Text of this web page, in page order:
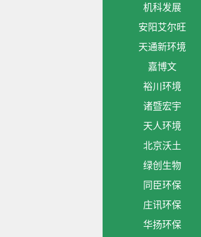
机科发展
安阳艾尔旺
天通新环境
嘉博文
裕川环境
诸暨宏宇
天人环境
北京沃土
绿创生物
同臣环保
庄讯环保
华扬环保